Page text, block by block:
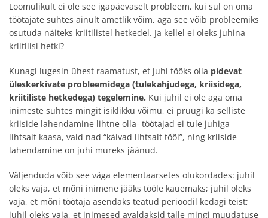
Loomulikult ei ole see igapäevaselt probleem, kui sul on oma
töötajate suhtes ainult ametlik võim, aga see võib probleemiks
osutuda näiteks kriitilistel hetkedel. Ja kellel ei oleks juhina
kriitilisi hetki?
Kunagi lugesin ühest raamatust, et juhi tööks olla pidevat
üleskerkivate probleemidega (tulekahjudega, kriisidega,
kriitiliste hetkedega) tegelemine. Kui juhil ei ole aga oma
inimeste suhtes mingit isiklikku võimu, ei pruugi ka selliste
kriiside lahendamine lihtne olla- töötajad ei tule juhiga
lihtsalt kaasa, vaid nad “käivad lihtsalt tööl”, ning kriiside
lahendamine on juhi mureks jäänud.
Väljenduda võib see väga elementaarsetes olukordades: juhil
oleks vaja, et mõni inimene jääks tööle kauemaks; juhil oleks
vaja, et mõni töötaja asendaks teatud perioodil kedagi teist;
juhil oleks vaja, et inimesed avaldaksid talle mingi muudatuse